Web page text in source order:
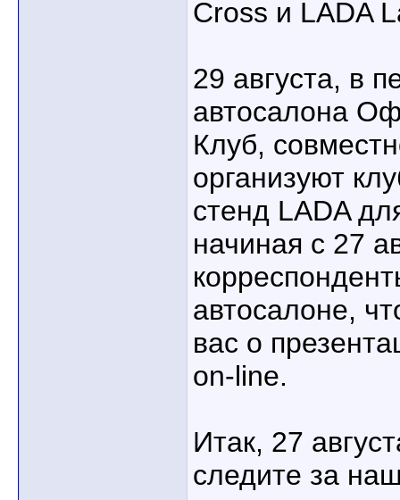
Cross и LADA
29 августа, в
автосалона
Клуб,
организуют
стенд LADA
начиная с 27
автосалоне,
вас о
on-line.
Итак, 27
следите за